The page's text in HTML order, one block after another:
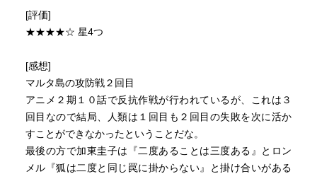
[評価]
★★★★☆ 星4つ
[感想]
マルタ島の攻防戦２回目
アニメ２期１０話で反抗作戦が行われているが、これは３
回目なので結局、人類は１回目も２回目の失敗を次に活か
すことができなかったということだな。
最後の方で加東圭子は『二度あることは三度ある』とロン
メル『狐は二度と同じ罠に掛からない』と掛け合いがある